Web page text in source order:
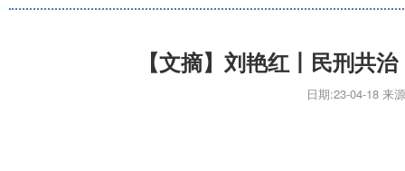
【文摘】刘艳红丨民刑共
日期:23-04-18 来